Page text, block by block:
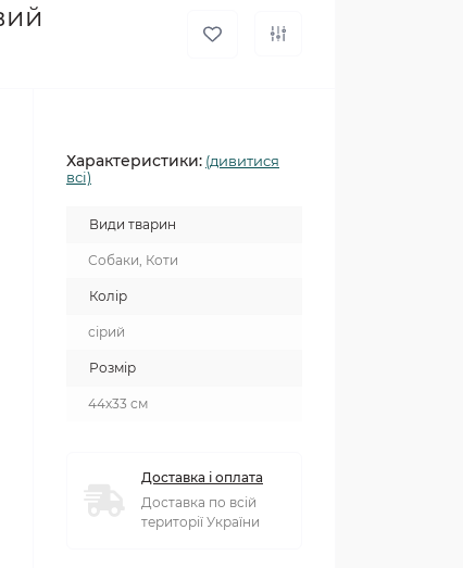
Характеристики: (дивитися
всі)
Види тварин
Собаки, Коти
Колір
сірий
Розмір
44х33 см
Доставка і оплата
Доставка по всій
території України